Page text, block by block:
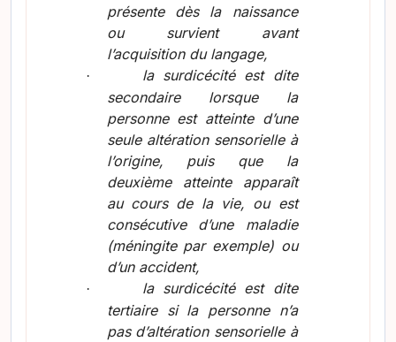
présente dès la naissance
ou survient avant
l’acquisition du langage,
·
la surdicécité est dite
secondaire lorsque la
personne est atteinte d’une
seule altération sensorielle à
l’origine, puis que la
deuxième atteinte apparaît
au cours de la vie, ou est
consécutive d’une maladie
(méningite par exemple) ou
d’un accident,
·
la surdicécité est dite
tertiaire si la personne n’a
pas d’altération sensorielle à